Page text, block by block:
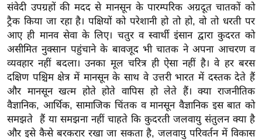
ल
बे
मि
सा
ल
श
ख्सि
य
संवेदी उपग्रहों की मदद से मानसून के पारम्परिक अग्रदूत चातकों को
ट्रैक किया जा रहा है। पक्षियों को परेशानी हो तो हो, वो तो धरती पर
आए ही मानव सेवा के लिए। चतुर व स्वार्थी इंसान द्वारा कुदरत को
असीमित नुक्सान पहुंचाने के बावजूद भी चातक ने अपना आचरण व
व्यवहार नहीं बदला। उनका मूल चरित्र ही ऐसा नहीं है। वे हर बरस
दक्षिण पश्चिम क्षेत्र में मानसून के साथ वे उत्तरी भारत में दस्तक देते हैं
और मानसून खत्म होते होते वापिस हो लेते हैं। क्या राजनीतिक
वैज्ञानिक, आर्थिक, सामाजिक चिंतक व मानसून वैज्ञानिक इस बात को
समझते हैं या समझना नहीं चाहते कि कुदरती जलवायु संतुलन क्या है
और इसे कैसे बरकरार रखा जा सकता है, जलवायु परिवर्तन में विकास